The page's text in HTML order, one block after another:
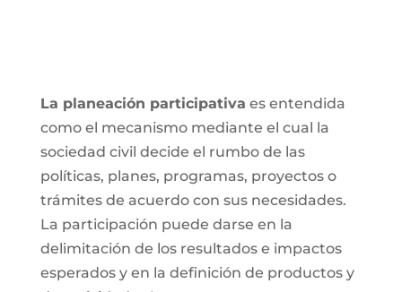
La planeación participativa es entendida
como el mecanismo mediante el cual la
sociedad civil decide el rumbo de las
políticas, planes, programas, proyectos o
trámites de acuerdo con sus necesidades.
La participación puede darse en la
delimitación de los resultados e impactos
esperados y en la definición de productos y